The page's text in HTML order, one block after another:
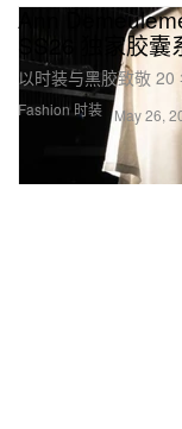
Fashion 时装
Ann
SS26 独家胶
以时装与黑胶致敬
May 26,